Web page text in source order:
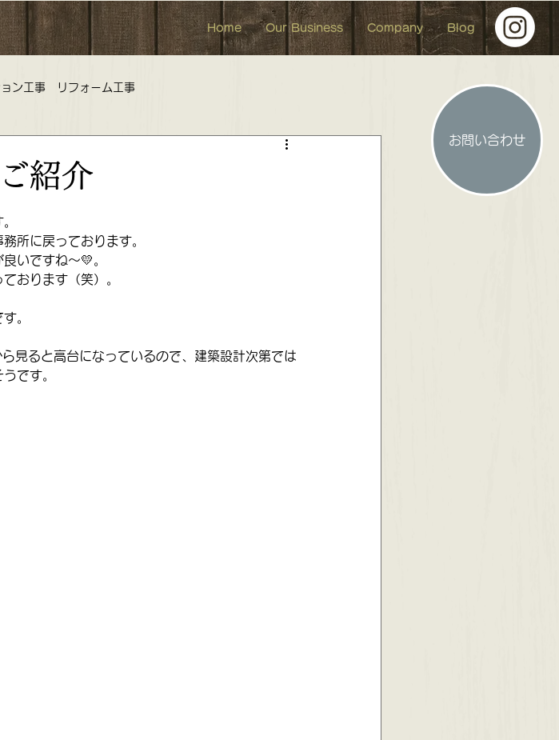
お問い合わせ
Home Our Business Company Blog
ョン工事 リフォーム工事
定 野老澤雛物語 ひな祭り 雛人形 イベント イベント参加
間 定休日のお知らせ
ション リフォーム 中古マンション お洒落な中古マンション
紹介
所に戻っております。
いですね～💛。
おります（笑）。
。
見ると高台になっているので、建築設計次第では
です。